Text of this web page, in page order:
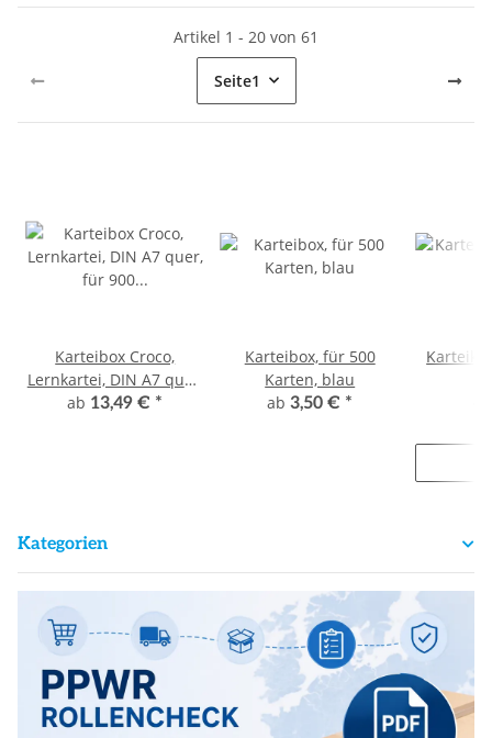
Artikel 1 - 20 von 61
Seite1
Karteibox Croco,
Lernkartei, DIN A7 quer,
für 900 Karten,
ab 13,49 € *
Karteibox, für 500
Karten, blau
ab3,50 € *
Kategorien